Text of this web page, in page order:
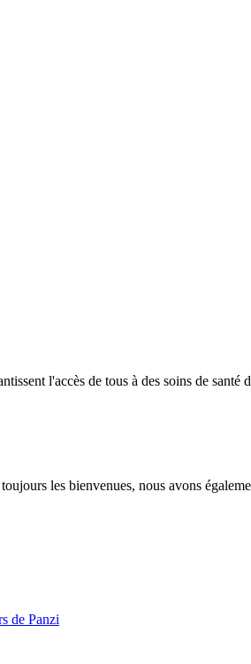
l'accès de tous à des soins de santé
les bienvenues, nous avons
de Panzi